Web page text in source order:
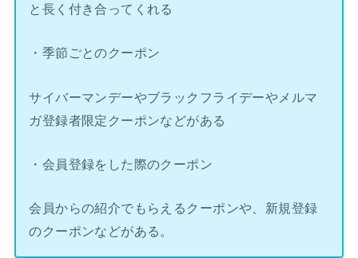
と長く付き合ってくれる
・季節ごとのクーポン
サイバーマンデーやブラックフライデーやメルマ
ガ登録者限定クーポンなどがある
・会員登録をした際のクーポン
会員からの紹介でもらえるクーポンや、新規登録
のクーポンなどがある。